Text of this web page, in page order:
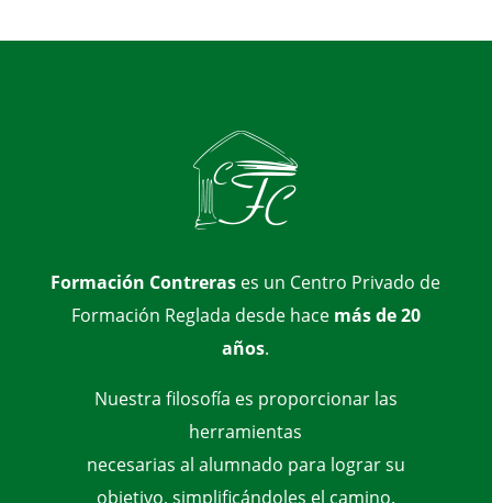
Formación Contreras es un Centro Privado de
Formación Reglada desde hace más de 20
años.
Nuestra filosofía es proporcionar las
herramientas
necesarias al alumnado para lograr su
objetivo, simplificándoles el camino.